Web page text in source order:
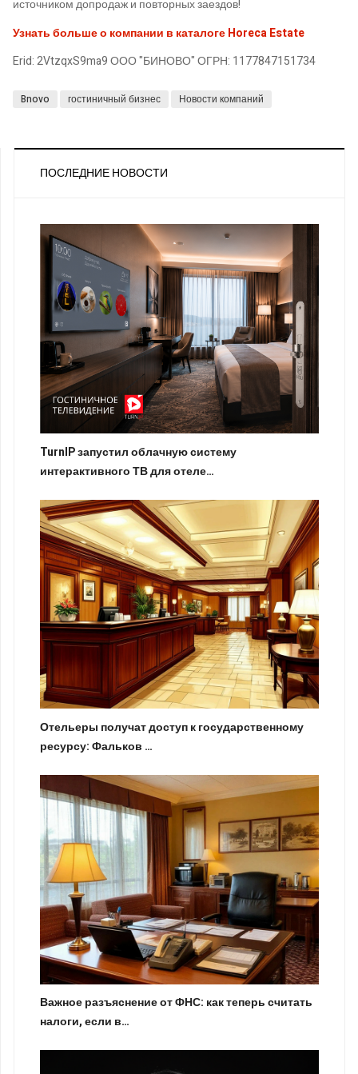
источником допродаж и повторных заездов!
Узнать больше о компании в каталоге Horeca Estate
Erid: 2VtzqxS9ma9 ООО "БИНОВО" ОГРН: 1177847151734
Bnovo гостиничный бизнес Новости компаний
ПОСЛЕДНИЕ НОВОСТИ
TurnIP запустил облачную систему
интерактивного ТВ для отеле…
Отельеры получат доступ к государственному
ресурсу: Фальков …
Важное разъяснение от ФНС: как теперь считать
налоги, если в…